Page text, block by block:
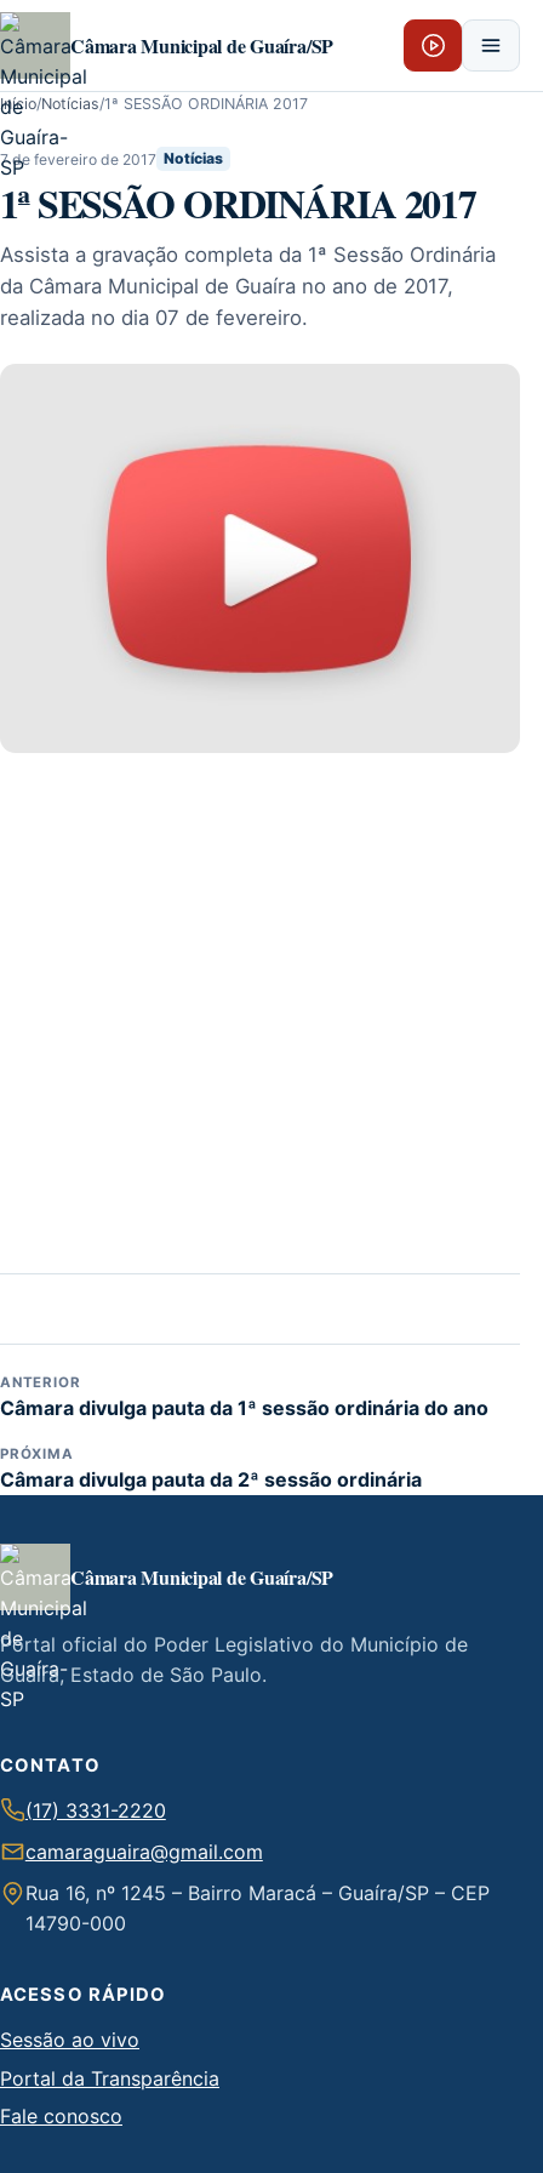
Pular para o conteúdo
Câmara Municipal de Guaíra/SP
Início/Notícias/1ª SESSÃO ORDINÁRIA 2017
7 de fevereiro de 2017 Notícias
1ª SESSÃO ORDINÁRIA 2017
Assista a gravação completa da 1ª Sessão Ordinária
da Câmara Municipal de Guaíra no ano de 2017,
realizada no dia 07 de fevereiro.
ANTERIOR
Câmara divulga pauta da 1ª sessão ordinária do ano
PRÓXIMA
Câmara divulga pauta da 2ª sessão ordinária
Câmara Municipal de Guaíra/SP
Portal oficial do Poder Legislativo do Município de
Guaíra, Estado de São Paulo.
CONTATO
(17) 3331-2220
camaraguaira@gmail.com
Rua 16, nº 1245 – Bairro Maracá – Guaíra/SP – CEP
14790-000
ACESSO RÁPIDO
Sessão ao vivo
Portal da Transparência
Fale conosco